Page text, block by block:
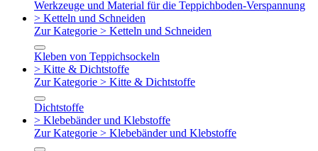
Werkzeuge und Material für die Teppichboden-Verspannung
> Ketteln und Schneiden
Zur Kategorie > Ketteln und Schneiden
Kleben von Teppichsockeln
> Kitte & Dichtstoffe
Zur Kategorie > Kitte & Dichtstoffe
Dichtstoffe
> Klebebänder und Klebstoffe
Zur Kategorie > Klebebänder und Klebstoffe